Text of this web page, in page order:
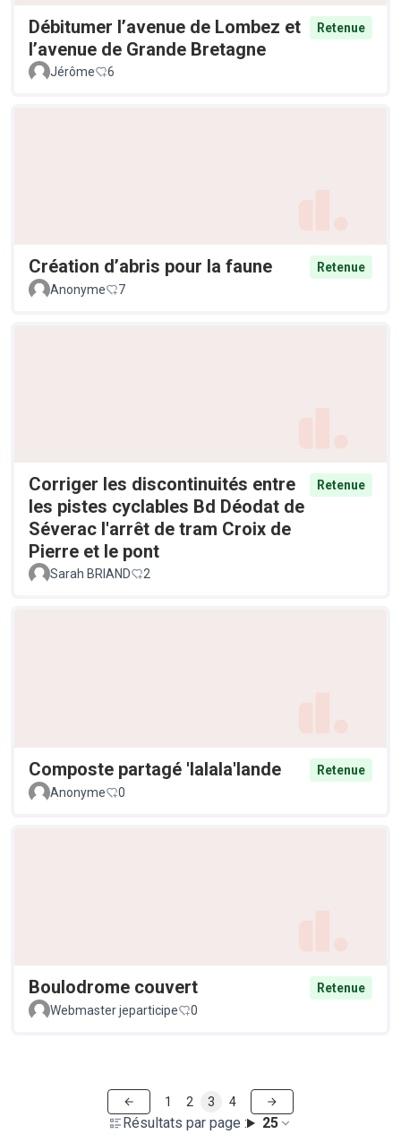
Débitumer l’avenue de Lombez et
l’avenue de Grande Bretagne
Retenue
Jérôme 6
Création d’abris pour la faune
Retenue
Anonyme
7
Corriger les discontinuités entre
les pistes cyclables Bd Déodat de
Séverac l'arrêt de tram Croix de
Pierre et le pont
Retenue
Sarah BRIAND 2
Composte partagé 'lalala'lande
Retenue
Anonyme
0
Boulodrome couvert
Retenue
Webmaster jeparticipe
0
Résultats par page : 25
1 2 3 4